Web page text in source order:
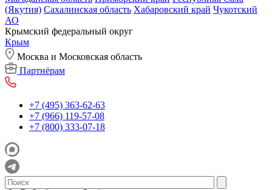
(Якутия) Сахалинская область Хабаровский край Чукотский
АО
Крымский федеральный округ
Крым
Москва и Московская область
Партнёрам
+7 (495) 363-62-63
+7 (966) 119-57-08
+7 (800) 333-07-18